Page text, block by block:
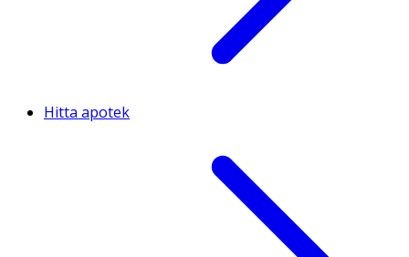
Hitta apotek